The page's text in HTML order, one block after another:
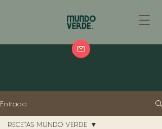
Entrada
RECETAS MUNDO VERDE